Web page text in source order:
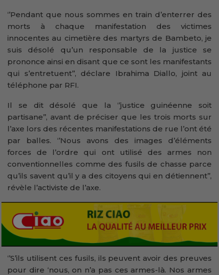
‘’Pendant que nous sommes en train d’enterrer des
morts à chaque manifestation des victimes
innocentes au cimetière des martyrs de Bambeto, je
suis désolé qu’un responsable de la justice se
prononce ainsi en disant que ce sont les manifestants
qui s’entretuent’’, déclare Ibrahima Diallo, joint au
téléphone par RFI.
Il se dit désolé que la ‘’justice guinéenne soit
partisane’’, avant de préciser que les trois morts sur
l’axe lors des récentes manifestations de rue l’ont été
par balles. ‘’Nous avons des images d’éléments
forces de l’ordre qui ont utilisé des armes non
conventionnelles comme des fusils de chasse parce
qu’ils savent qu’il y a des citoyens qui en détiennent’’,
révèle l’activiste de l’axe.
‘’S’ils utilisent ces fusils, ils peuvent avoir des preuves
pour dire ‘nous, on n’a pas ces armes-là. Nos armes